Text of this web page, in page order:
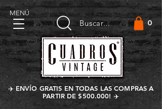
Buscar...
MENÚ
0
✈️ ENVÍO GRATIS EN TODAS LAS COMPRAS A
PARTIR DE $500.000! ✈️